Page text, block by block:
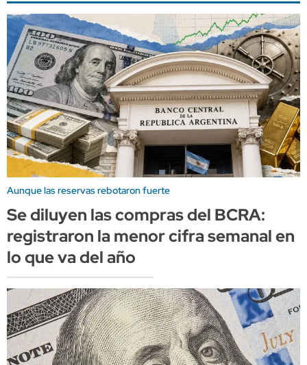
Aunque las reservas rebotaron fuerte
Se diluyen las compras del BCRA:
registraron la menor cifra semanal en
lo que va del año